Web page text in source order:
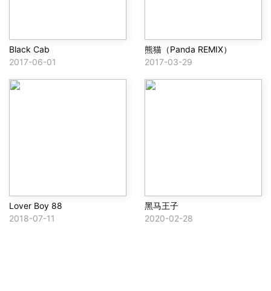
Black Cab
2017-06-01
熊猫（Panda REMIX）
2017-03-29
Lover Boy 88
2018-07-11
黑马王子
2020-02-28